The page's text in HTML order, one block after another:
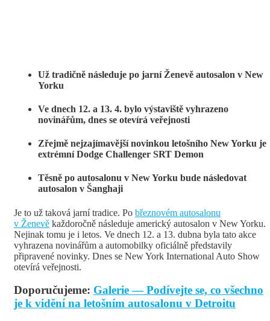
Už tradičně následuje po jarní Ženevě autosalon v New
Yorku
Ve dnech 12. a 13. 4. bylo výstaviště vyhrazeno
novinářům, dnes se otevírá veřejnosti
Zřejmě nejzajímavější novinkou letošního New Yorku je
extrémní Dodge Challenger SRT Demon
Těsně po autosalonu v New Yorku bude následovat
autosalon v Šanghaji
Je to už taková jarní tradice. Po březnovém autosalonu
v Ženevě každoročně následuje americký autosalon v New Yorku.
Nejinak tomu je i letos. Ve dnech 12. a 13. dubna byla tato akce
vyhrazena novinářům a automobilky oficiálně představily
připravené novinky. Dnes se New York International Auto Show
otevírá veřejnosti.
Doporučujeme: Galerie — Podívejte se, co všechno
je k vidění na letošním autosalonu v Detroitu